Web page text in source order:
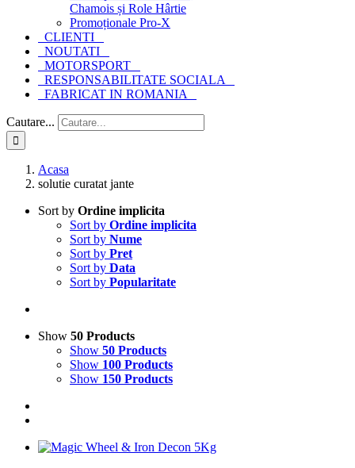
Chamois și Role Hârtie
Promoționale Pro-X
CLIENTI
NOUTATI
MOTORSPORT
RESPONSABILITATE SOCIALA
FABRICAT IN ROMANIA
Cautare...
Acasa
solutie curatat jante
Sort by Ordine implicita
Sort by Ordine implicita
Sort by Nume
Sort by Pret
Sort by Data
Sort by Popularitate
Show 50 Products
Show 50 Products
Show 100 Products
Show 150 Products